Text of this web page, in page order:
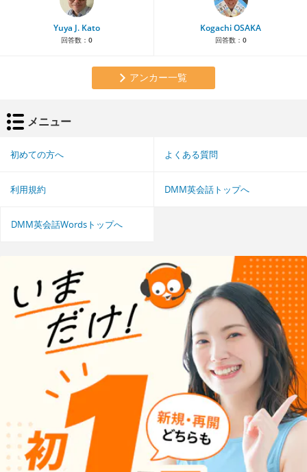
Yuya J. Kato
回答数： 0
Kogachi OSAKA
回答数： 0
アンカー一覧
メニュー
初めての方へ よくある質問
利用規約 DMM英会話トップへ
DMM英会話Wordsトップへ